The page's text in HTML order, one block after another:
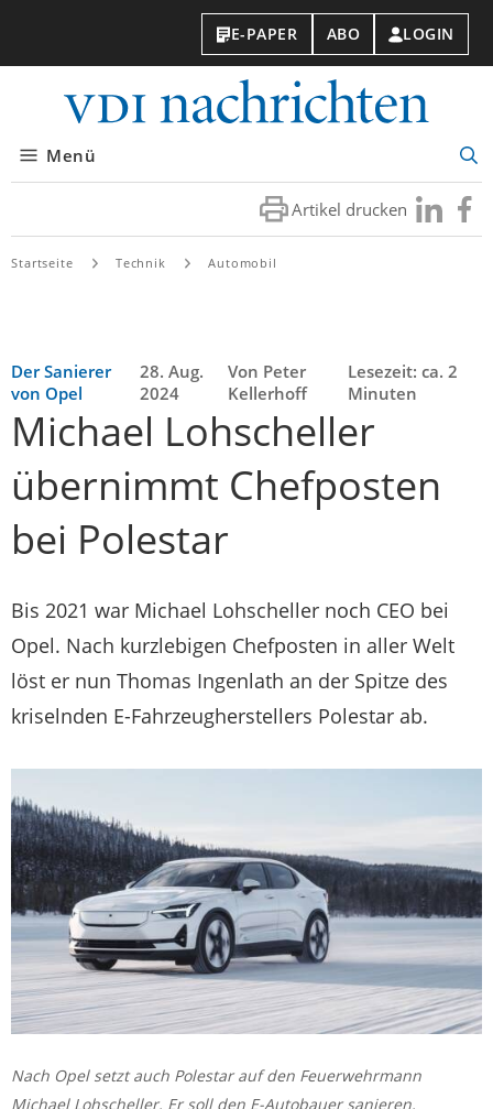
E-PAPER ABO LOGIN
Menü
Artikel drucken Besuchen
Sie
Sie
Startseite Technik Automobil
Der Sanierer
von Opel
28. Aug.
2024
Von Peter
Kellerhoff
Lesezeit: ca. 2
Minuten
Michael Lohscheller
übernimmt Chefposten
bei Polestar
Bis 2021 war Michael Lohscheller noch CEO bei
Opel. Nach kurzlebigen Chefposten in aller Welt
löst er nun Thomas Ingenlath an der Spitze des
kriselnden E-Fahrzeugherstellers Polestar ab.
Nach Opel setzt auch Polestar auf den Feuerwehrmann
Michael Lohscheller. Er soll den E-Autobauer sanieren.